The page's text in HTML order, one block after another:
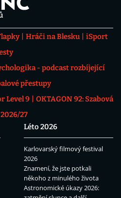
Hráči na Blesku
iSport
- podcast rozbíjející
přestupy
Level 9
OKTAGON 92: Szabová
27
Léto 2026
Karlovarský filmový festival
2026
Znamení, že jste potkali
někoho z minulého života
Astronomické úkazy 2026: